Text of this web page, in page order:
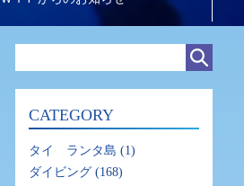
CATEGORY
タイ ランタ島 (1)
ダイビング (168)